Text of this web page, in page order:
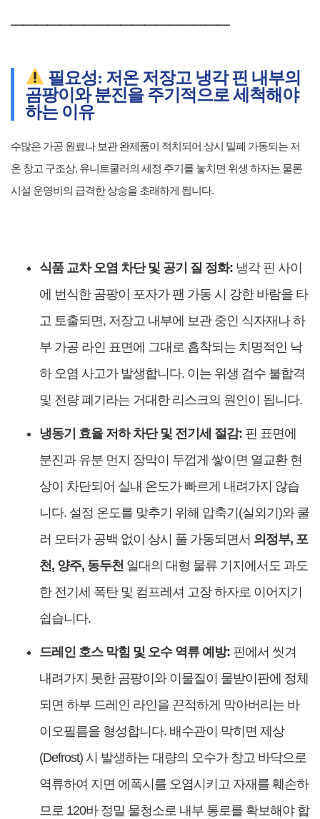
━━━━━━━━━━━━━━━━━━
필요성: 저온 저장고 냉각 핀 내부의
곰팡이와 분진을 주기적으로 세척해야
하는 이유
수많은 가공 원료나 보관 완제품이 적치되어 상시 밀폐 가동되는 저
온 창고 구조상, 유니트쿨러의 세정 주기를 놓치면 위생 하자는 물론
시설 운영비의 급격한 상승을 초래하게 됩니다.
식품 교차 오염 차단 및 공기 질 정화: 냉각 핀 사이
에 번식한 곰팡이 포자가 팬 가동 시 강한 바람을 타
고 토출되면, 저장고 내부에 보관 중인 식자재나 하
부 가공 라인 표면에 그대로 흡착되는 치명적인 낙
하 오염 사고가 발생합니다. 이는 위생 검수 불합격
및 전량 폐기라는 거대한 리스크의 원인이 됩니다.
냉동기 효율 저하 차단 및 전기세 절감: 핀 표면에
분진과 유분 먼지 장막이 두껍게 쌓이면 열교환 현
상이 차단되어 실내 온도가 빠르게 내려가지 않습
니다. 설정 온도를 맞추기 위해 압축기(실외기)와 쿨
러 모터가 공백 없이 상시 풀 가동되면서 의정부, 포
천, 양주, 동두천 일대의 대형 물류 기지에서도 과도
한 전기세 폭탄 및 컴프레셔 고장 하자로 이어지기
쉽습니다.
드레인 호스 막힘 및 오수 역류 예방: 핀에서 씻겨
내려가지 못한 곰팡이와 이물질이 물받이판에 정체
되면 하부 드레인 라인을 끈적하게 막아버리는 바
이오필름을 형성합니다. 배수관이 막히면 제상
(Defrost) 시 발생하는 대량의 오수가 창고 바닥으로
역류하여 지면 에폭시를 오염시키고 자재를 훼손하
므로 120바 정밀 물청소로 내부 통로를 확보해야 합